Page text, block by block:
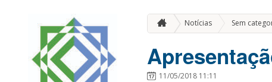
Notícias Sem
11/05/2018 11:11